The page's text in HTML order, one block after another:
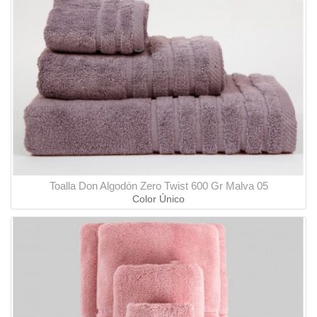
Toalla Don Algodón Zero Twist 600 Gr Malva 05
Color Único